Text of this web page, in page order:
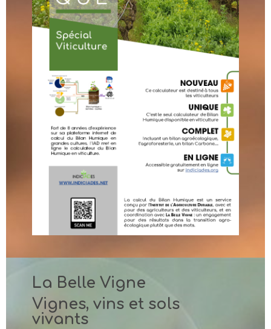
La Belle Vigne
Vignes, vins et sols
vivants